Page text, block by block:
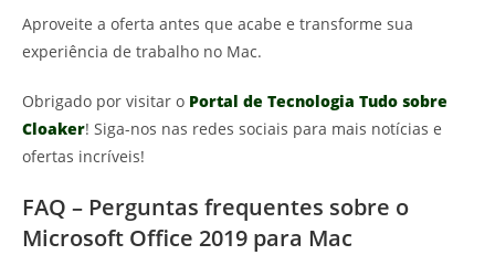
Aproveite a oferta antes que acabe e transforme sua
experiência de trabalho no Mac.
Obrigado por visitar o Portal de Tecnologia Tudo sobre
Cloaker! Siga-nos nas redes sociais para mais notícias e
ofertas incríveis!
FAQ – Perguntas frequentes sobre o
Microsoft Office 2019 para Mac